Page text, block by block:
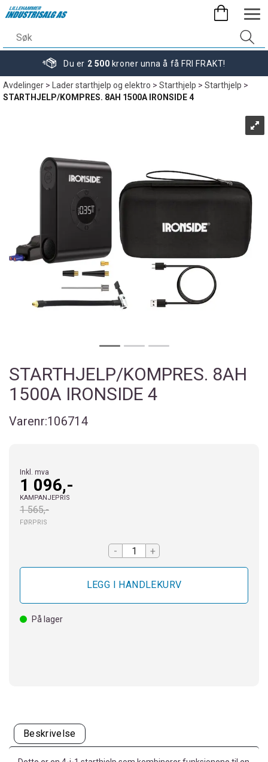
Du er 2 500 kroner unna å få FRI FRAKT!
Avdelinger> Lader starthjelp og elektro>Starthjelp>Starthjelp>
STARTHJELP/KOMPRES. 8AH 1500A IRONSIDE 4
STARTHJELP/KOMPRES. 8AH
1500A IRONSIDE 4
Varenr:106714
Inkl. mva
1 096,-
KAMPANJEPRIS
1 565,-
FØRPRIS
- +
På lager
Beskrivelse